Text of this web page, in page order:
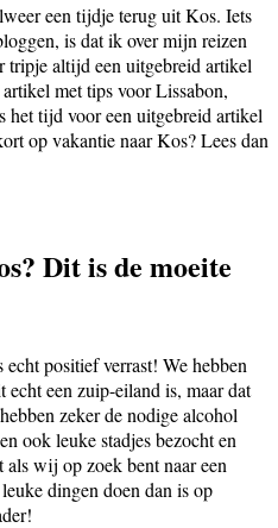
een tijdje terug uit Kos. Iets
is dat ik over mijn reizen
tripje altijd een uitgebreid artikel
met tips voor Lissabon,
het tijd voor een uitgebreid artikel
op vakantie naar Kos? Lees dan
Dit is de moeite
positief verrast! We hebben
echt een zuip-eiland is, maar dat
zeker de nodige alcohol
ook leuke stadjes bezocht en
wij op zoek bent naar een
dingen doen dan is op